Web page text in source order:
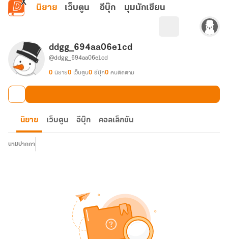
ข้ามไปยังเนื้อหาหลัก
นิยาย เว็บตูน อีบุ๊ก มุมนักเขียน
ddgg_694aa06e1cd
@ddgg_694aa06e1cd
0 นิยาย0 เว็บตูน0 อีบุ๊ก0 คนติดตาม
นิยาย เว็บตูน อีบุ๊ก คอลเล็กชัน
นามปากกา